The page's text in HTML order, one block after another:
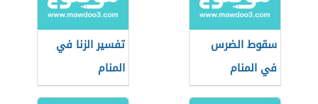
سقوط الضرس
في المنام
تفسير الزنا في
المنام